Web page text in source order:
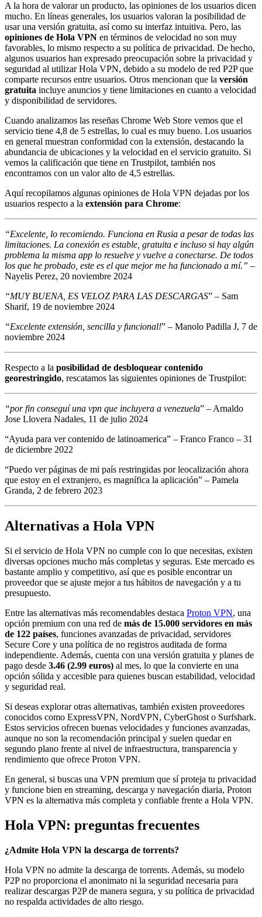
A la hora de valorar un producto, las opiniones de los usuarios dicen
mucho. En líneas generales, los usuarios valoran la posibilidad de
usar una versión gratuita, así como su interfaz intuitiva. Pero, las
opiniones de Hola VPN en términos de velocidad no son muy
favorables, lo mismo respecto a su política de privacidad. De hecho,
algunos usuarios han expresado preocupación sobre la privacidad y
seguridad al utilizar Hola VPN, debido a su modelo de red P2P que
comparte recursos entre usuarios. Otros mencionan que la versión
gratuita incluye anuncios y tiene limitaciones en cuanto a velocidad
y disponibilidad de servidores.
Cuando analizamos las reseñas Chrome Web Store vemos que el
servicio tiene 4,8 de 5 estrellas, lo cual es muy bueno. Los usuarios
en general muestran conformidad con la extensión, destacando la
abundancia de ubicaciones y la velocidad en el servicio gratuito. Si
vemos la calificación que tiene en Trustpilot, también nos
encontramos con un valor alto de 4,5 estrellas.
Aquí recopilamos algunas opiniones de Hola VPN dejadas por los
usuarios respecto a la extensión para Chrome:
“Excelente, lo recomiendo. Funciona en Rusia a pesar de todas las
limitaciones. La conexión es estable, gratuita e incluso si hay algún
problema la misma app lo resuelve y vuelve a conectarse. De todos
los que he probado, este es el que mejor me ha funcionado a mí.” –
Nayelis Perez, 20 noviembre 2024
“MUY BUENA, ES VELOZ PARA LAS DESCARGAS” – Sam
Sharif, 19 de noviembre 2024
“Excelente extensión, sencilla y funcional!” – Manolo Padilla J, 7 de
noviembre 2024
Respecto a la posibilidad de desbloquear contenido
georestringido, rescatamos las siguientes opiniones de Trustpilot:
“por fin conseguí una vpn que incluyera a venezuela” – Arnaldo
Jose Llovera Nadales, 11 de julio 2024
“Ayuda para ver contenido de latinoamerica” – Franco Franco – 31
de diciembre 2022
“Puedo ver páginas de mi país restringidas por leocalización ahora
que estoy en el extranjero, es magnífica la aplicación” – Pamela
Granda, 2 de febrero 2023
Alternativas a Hola VPN
Si el servicio de Hola VPN no cumple con lo que necesitas, existen
diversas opciones mucho más completas y seguras. Este mercado es
bastante amplio y competitivo, así que es posible encontrar un
proveedor que se ajuste mejor a tus hábitos de navegación y a tu
presupuesto.
Entre las alternativas más recomendables destaca Proton VPN, una
opción premium con una red de más de 15.000 servidores en más
de 122 países, funciones avanzadas de privacidad, servidores
Secure Core y una política de no registros auditada de forma
independiente. Además, cuenta con una versión gratuita y planes de
pago desde 3.46 (2.99 euros) al mes, lo que la convierte en una
opción sólida y accesible para quienes buscan estabilidad, velocidad
y seguridad real.
Si deseas explorar otras alternativas, también existen proveedores
conocidos como ExpressVPN, NordVPN, CyberGhost o Surfshark.
Estos servicios ofrecen buenas velocidades y funciones avanzadas,
aunque no son la recomendación principal y suelen quedar en
segundo plano frente al nivel de infraestructura, transparencia y
rendimiento que ofrece Proton VPN.
En general, si buscas una VPN premium que sí proteja tu privacidad
y funcione bien en streaming, descarga y navegación diaria, Proton
VPN es la alternativa más completa y confiable frente a Hola VPN.
Hola VPN: preguntas frecuentes
¿Admite Hola VPN la descarga de torrents?
Hola VPN no admite la descarga de torrents. Además, su modelo
P2P no proporciona el anonimato ni la seguridad necesaria para
realizar descargas P2P de manera segura, y su política de privacidad
no respalda actividades de alto riesgo.